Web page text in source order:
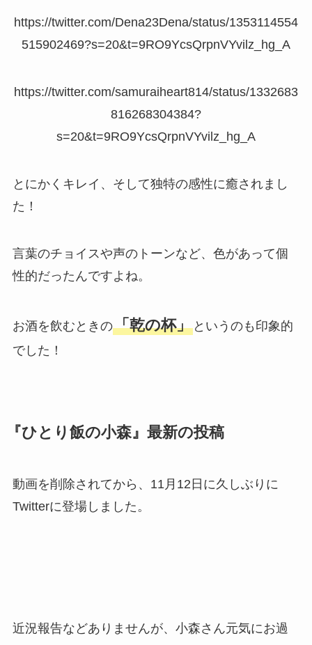
https://twitter.com/Dena23Dena/status/1353114554
515902469?s=20&t=9RO9YcsQrpnVYvilz_hg_A
https://twitter.com/samuraiheart814/status/1332683
816268304384?
s=20&t=9RO9YcsQrpnVYvilz_hg_A
とにかくキレイ、そして独特の感性に癒されまし
た！
言葉のチョイスや声のトーンなど、色があって個
性的だったんですよね。
お酒を飲むときの「乾の杯」というのも印象的
でした！
『ひとり飯の小森』最新の投稿
動画を削除されてから、11月12日に久しぶりに
Twitterに登場しました。
近況報告などありませんが、小森さん元気にお過